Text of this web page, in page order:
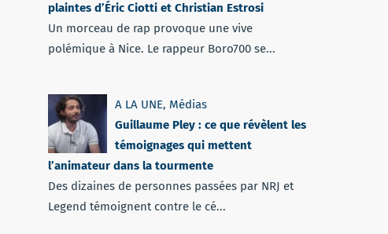
plaintes d’Éric Ciotti et Christian Estrosi
Un morceau de rap provoque une vive
polémique à Nice. Le rappeur Boro700 se...
A LA UNE, Médias
Guillaume Pley : ce que révèlent les
témoignages qui mettent
l’animateur dans la tourmente
Des dizaines de personnes passées par NRJ et
Legend témoignent contre le cé...